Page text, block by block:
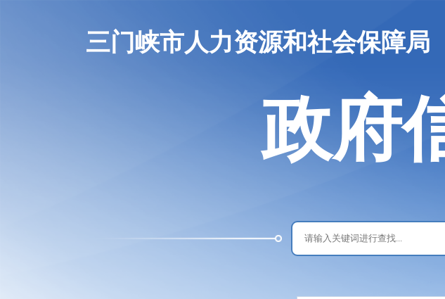
三门峡市人力资源和社会保障局
政府